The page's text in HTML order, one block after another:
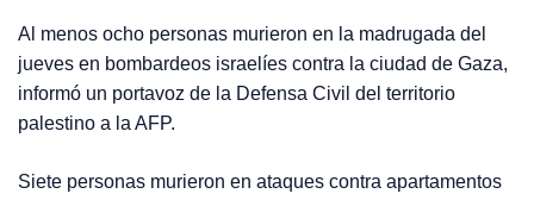
Al menos ocho personas murieron en la madrugada del
jueves en bombardeos israelíes contra la ciudad de Gaza,
informó un portavoz de la Defensa Civil del territorio
palestino a la AFP.
Siete personas murieron en ataques contra apartamentos